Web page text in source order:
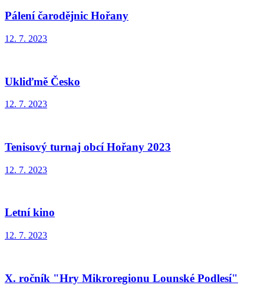
Pálení čarodějnic Hořany
12. 7. 2023
Ukliďmě Česko
12. 7. 2023
Tenisový turnaj obcí Hořany 2023
12. 7. 2023
Letní kino
12. 7. 2023
X. ročník "Hry Mikroregionu Lounské Podlesí"